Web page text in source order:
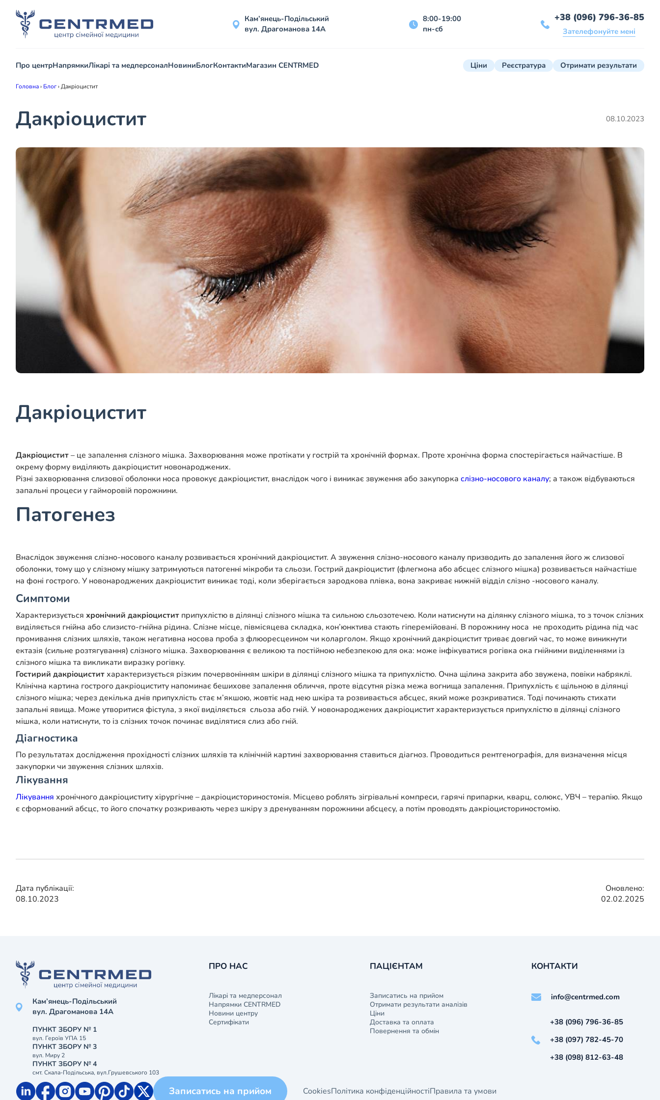
Кам’янець-Подільський
вул. Драгоманова 14А
8:00-19:00
пн-сб
+38 (096) 796-36-85
Зателефонуйте мені
Про центрНапрямкиЛікарі та медперсоналНовиниБлогКонтактиМагазин CENTRMED Ціни Реєстратура Отримати результати
Головна› Блог›Дакріоцистит
Дакріоцистит 08.10.2023
Дакріоцистит
Дакріоцистит– це запалення слізного мішка. Захворювання може протікати у гострій та хронічній формах. Проте хронічна форма спостерігається найчастіше. В
окрему форму виділяють дакріоцистит новонароджених.
Різні захворювання слизової оболонки носа провокує дакріоцистит, внаслідок чого і виникає звуження або закупорка слізно-носового каналу; а також відбуваються
запальні процеси у гайморовій порожнини.
Патогенез
Внаслідок звуження слізно-носового каналу розвивається хронічний дакріоцистит. А звуження слізно-носового каналу призводить до запалення його ж слизової
оболонки, тому що у слізному мішку затримуються патогенні мікроби та сльози. Гострий дакріоцистит (флегмона або абсцес слізного мішка) розвивається найчастіше
на фоні гострого. У новонароджених дакріоцистит виникає тоді, коли зберігається зародкова плівка, вона закриває нижній відділ слізно -носового каналу.
Симптоми
Характеризується хронічний дакріоцистит припухлістю в ділянці слізного мішка та сильною сльозотечею. Коли натиснути на ділянку слізного мішка, то з точок слізних
виділяється гнійна або слизисто-гнійна рідина. Слізне місце, півмісяцева складка, кон’юнктива стають гіперемійовані. В порожнину носа не проходить рідина під час
промивання слізних шляхів, також негативна носова проба з флюоресцеином чи коларголом. Якщо хронічний дакріоцистит триває довгий час, то може виникнути
ектазія (сильне розтягування) слізного мішка. Захворювання є великою та постійною небезпекою для ока: може інфікуватися рогівка ока гнійними виділеннями із
слізного мішка та викликати виразку рогівку.
Гостирий дакріоцистит характеризується різким почервонінням шкіри в ділянці слізного мішка та припухлістю. Очна щілина закрита або звужена, повіки набряклі.
Клінічна картина гострого дакріоциститу напоминає бешихове запалення обличчя, проте відсутня різка межа вогнища запалення. Припухлість є щільною в ділянці
слізного мішка; через декілька днів припухлість стає м’якшою, жовтіє над нею шкіра та розвивається абсцес, який може розкриватися. Тоді починають стихати
запальні явища. Може утворитися фістула, з якої виділяється сльоза або гній. У новонароджених дакріоцистит характеризується припухлістю в ділянці слізного
мішка, коли натиснути, то із слізних точок починає виділятися слиз або гній.
Діагностика
По результатах дослідження прохідності слізних шляхів та клінічній картині захворювання ставиться діагноз. Проводиться рентгенографія, для визначення місця
закупорки чи звуження слізних шляхів.
Лікування
Лікування хронічного дакріоциститу хірургічне – дакріоцисториностомія. Місцево роблять зігрівальні компреси, гарячі припарки, кварц, солюкс, УВЧ – терапію. Якщо
є сформований абсцс, то його спочатку розкривають через шкіру з дренуванням порожнини абсцесу, а потім проводять дакріоцисториностомію.
Дата публікації:
08.10.2023
Оновлено:
02.02.2025
Кам’янець-Подільський
вул. Драгоманова 14А
ПУНКТ ЗБОРУ № 1
вул. Героїв УПА 15
ПУНКТ ЗБОРУ № 3
вул. Миру 2
ПУНКТ ЗБОРУ № 4
смт. Скала-Подільська, вул.Грушевського 103
ПРО НАС
Лікарі та медперсонал
Напрямки CENTRMED
Новини центру
Сертифікати
ПАЦІЄНТАМ
Записатись на прийом
Отримати результати аналізів
Ціни
Доставка та оплата
Повернення та обмін
КОНТАКТИ
info@centrmed.com
+38 (096) 796-36-85
+38 (097) 782-45-70
+38 (098) 812-63-48
Записатись на прийом CookiesПолітика конфіденційностіПравила та умови